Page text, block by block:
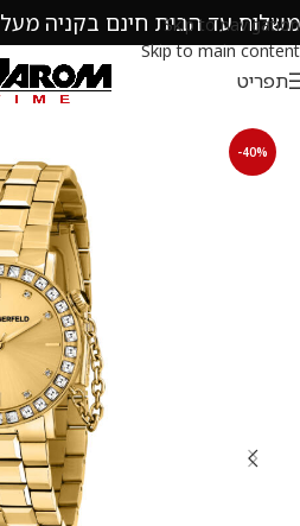
Skip to navigation
Skip to main content
משלוח עד הבית חינם בקניה מעל 299 ש״ח
תפריט
-40%